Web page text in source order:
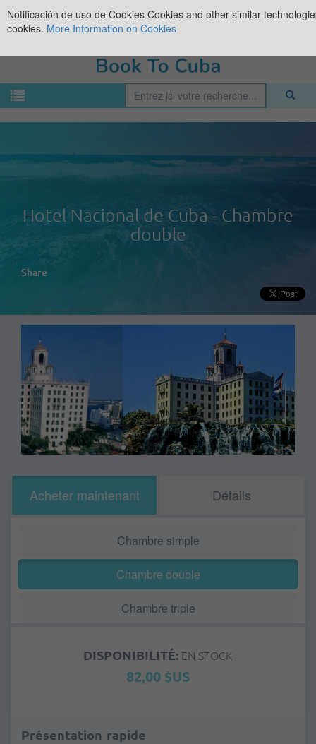
Hotel Nacional de Cuba - Chambre
double
Share
Acheter maintenant Détails
Chambre simple
Chambre double
Chambre triple
DISPONIBILITÉ: EN STOCK
82,00 $US
Présentation rapide
Notificación de uso de Cookies Cookies and other similar
cookies. More Information on Cookies